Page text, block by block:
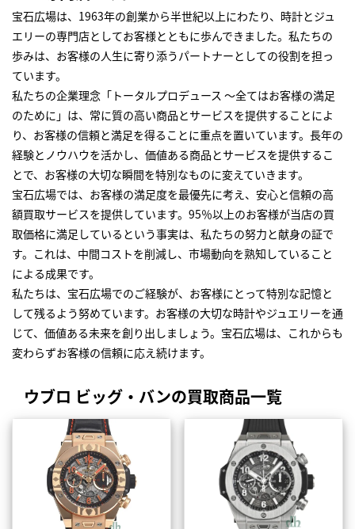
宝石広場は、1963年の創業から半世紀以上にわたり、時計とジュ
エリーの専門店としてお客様とともに歩んできました。私たちの
歩みは、お客様の人生に寄り添うパートナーとしての役割を担っ
ています。
私たちの企業理念「トータルプロデュース ～全てはお客様の満足
のために」は、常に質の高い商品とサービスを提供することによ
り、お客様の信頼と満足を得ることに重点を置いています。長年の
経験とノウハウを活かし、価値ある商品とサービスを提供するこ
とで、お客様の大切な瞬間を特別なものに変えていきます。
宝石広場では、お客様の満足度を最優先に考え、安心と信頼の高
額買取サービスを提供しています。95％以上のお客様が当店の買
取価格に満足しているという事実は、私たちの努力と献身の証で
す。これは、中間コストを削減し、市場動向を熟知していること
による成果です。
私たちは、宝石広場でのご経験が、お客様にとって特別な記憶と
して残るよう努めています。お客様の大切な時計やジュエリーを通
じて、価値ある未来を創り出しましょう。宝石広場は、これからも
変わらずお客様の信頼に応え続けます。
ウブロ ビッグ・バンの買取商品一覧